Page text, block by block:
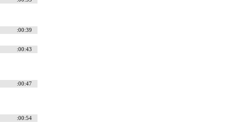
:00:39
:00:43
:00:47
:00:54